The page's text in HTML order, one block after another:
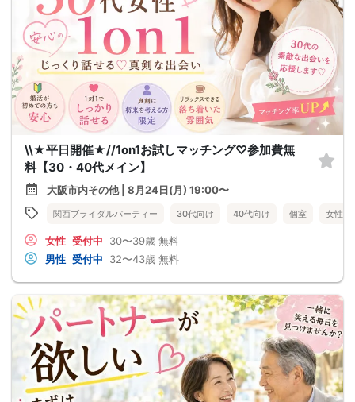
\\★平日開催★//1on1お試しマッチング♡参加費無
料【30・40代メイン】
大阪市内その他 | 8月24日(月) 19:00〜
関西ブライダルパーティー 30代向け 40代向け 個室 女性無
女性 受付中 30〜39歳 無料
男性 受付中 32〜43歳 無料